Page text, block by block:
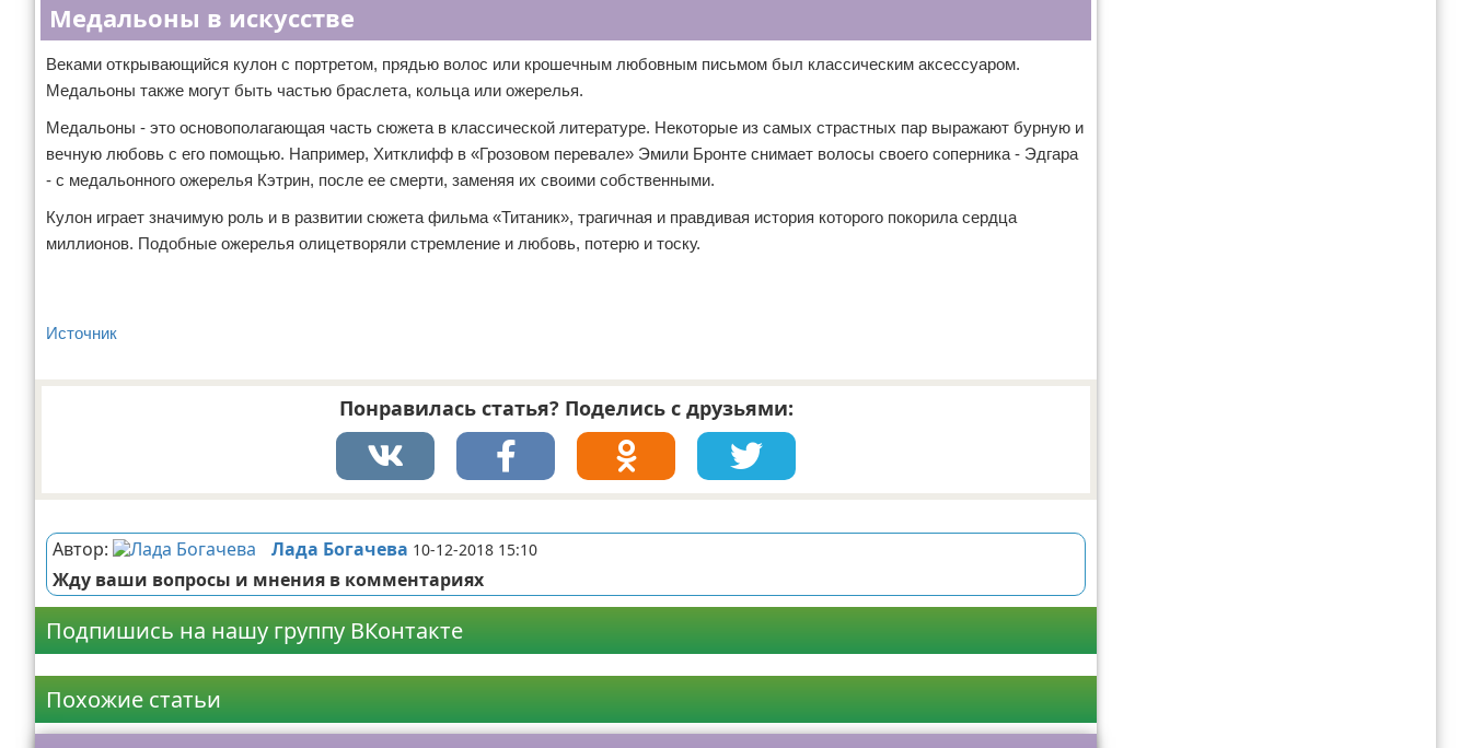
Медальоны в искусстве
Веками открывающийся кулон с портретом, прядью волос или крошечным любовным письмом был классическим аксессуаром.
Медальоны также могут быть частью браслета, кольца или ожерелья.
Медальоны - это основополагающая часть сюжета в классической литературе. Некоторые из самых страстных пар выражают бурную и
вечную любовь с его помощью. Например, Хитклифф в «Грозовом перевале» Эмили Бронте снимает волосы своего соперника - Эдгара
- с медальонного ожерелья Кэтрин, после ее смерти, заменяя их своими собственными.
Кулон играет значимую роль и в развитии сюжета фильма «Титаник», трагичная и правдивая история которого покорила сердца
миллионов. Подобные ожерелья олицетворяли стремление и любовь, потерю и тоску.
Источник
Понравилась статья? Поделись с друзьями:
Автор: Лада Богачева 10-12-2018 15:10
Жду ваши вопросы и мнения в комментариях
Подпишись на нашу группу ВКонтакте
Похожие статьи